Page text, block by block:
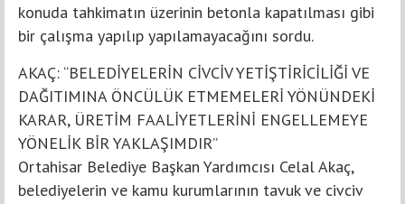
konuda tahkimatın üzerinin betonla kapatılması gibi
bir çalışma yapılıp yapılamayacağını sordu.
AKAÇ: “BELEDİYELERİN CİVCİV YETİŞTİRİCİLİĞİ VE
DAĞITIMINA ÖNCÜLÜK ETMEMELERİ YÖNÜNDEKİ
KARAR, ÜRETİM FAALİYETLERİNİ ENGELLEMEYE
YÖNELİK BİR YAKLAŞIMDIR”
Ortahisar Belediye Başkan Yardımcısı Celal Akaç,
belediyelerin ve kamu kurumlarının tavuk ve civciv